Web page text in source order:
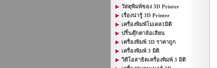
วัสดุพิมพ์ของ 3D Printer
เรื่องน่ารู้ 3D Printer
เครื่องพิมพ์โมเดล3มิติ
ปริ้นตุ๊กตาล้อเลียน
เครื่องพิมพ์ 3D ราคาถูก
เครื่องพิมพ์ 3 มิติ
วิดีโอสาธิตเครื่องพิมพ์ 3 มิติ